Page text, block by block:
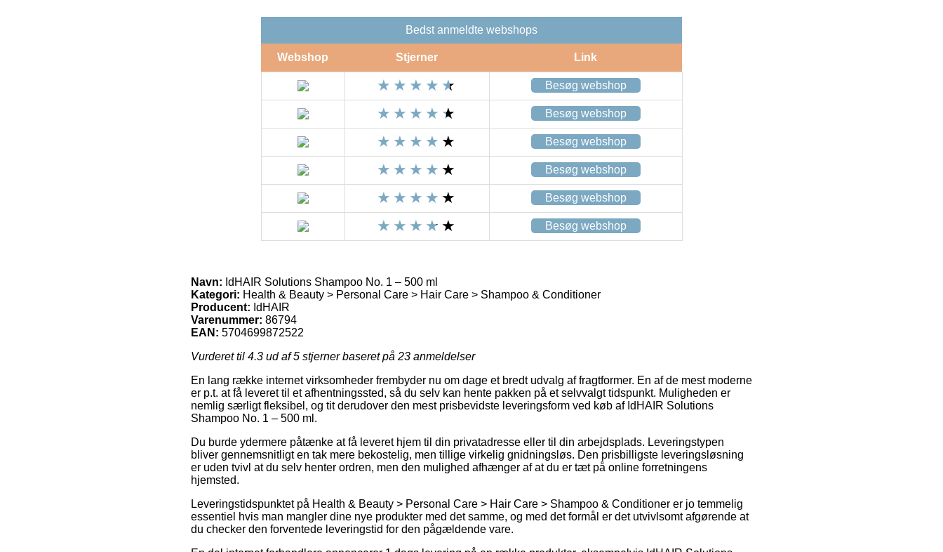
Bedst anmeldte webshops
Webshop Stjerner Link
Besøg webshop
Besøg webshop
Besøg webshop
Besøg webshop
Besøg webshop
Besøg webshop
Navn: IdHAIR Solutions Shampoo No. 1 – 500 ml
Kategori: Health & Beauty > Personal Care > Hair Care > Shampoo & Conditioner
Producent: IdHAIR
Varenummer: 86794
EAN: 5704699872522
Vurderet til 4.3 ud af 5 stjerner baseret på 23 anmeldelser
En lang række internet virksomheder frembyder nu om dage et bredt udvalg af fragtformer. En af de mest moderne
er p.t. at få leveret til et afhentningssted, så du selv kan hente pakken på et selvvalgt tidspunkt. Muligheden er
nemlig særligt fleksibel, og tit derudover den mest prisbevidste leveringsform ved køb af IdHAIR Solutions
Shampoo No. 1 – 500 ml.
Du burde ydermere påtænke at få leveret hjem til din privatadresse eller til din arbejdsplads. Leveringstypen
bliver gennemsnitligt en tak mere bekostelig, men tillige virkelig gnidningsløs. Den prisbilligste leveringsløsning
er uden tvivl at du selv henter ordren, men den mulighed afhænger af at du er tæt på online forretningens
hjemsted.
Leveringstidspunktet på Health & Beauty > Personal Care > Hair Care > Shampoo & Conditioner er jo temmelig
essentiel hvis man mangler dine nye produkter med det samme, og med det formål er det utvivlsomt afgørende at
du checker den forventede leveringstid for den pågældende vare.